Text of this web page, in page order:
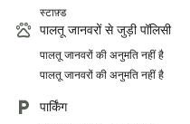
स्टाफ़्ड
पालतू जानवरों से जुड़ी पॉलिसी
पालतू जानवरों की अनुमति नहीं है
पालतू जानवरों की अनुमति नहीं है
पार्किंग